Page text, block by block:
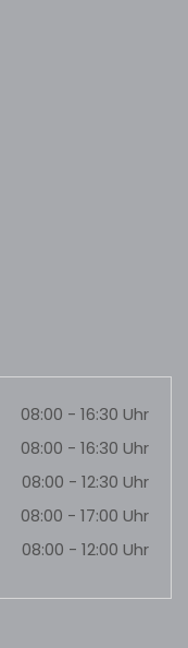
08:00 - 16:30 Uhr
08:00 - 16:30 Uhr
08:00 - 12:30 Uhr
08:00 - 17:00 Uhr
08:00 - 12:00 Uhr